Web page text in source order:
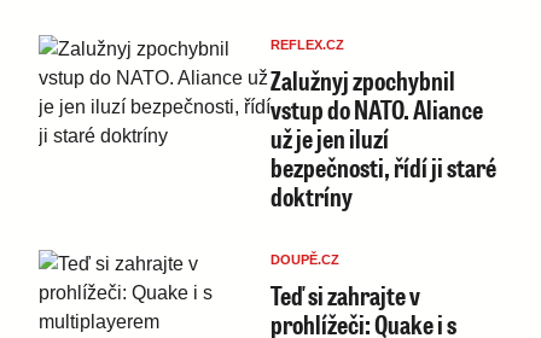
REFLEX.CZ
Zalužnyj zpochybnil
vstup do NATO. Aliance
už je jen iluzí
bezpečnosti, řídí ji staré
doktríny
DOUPĚ.CZ
Teď si zahrajte v
prohlížeči: Quake i s